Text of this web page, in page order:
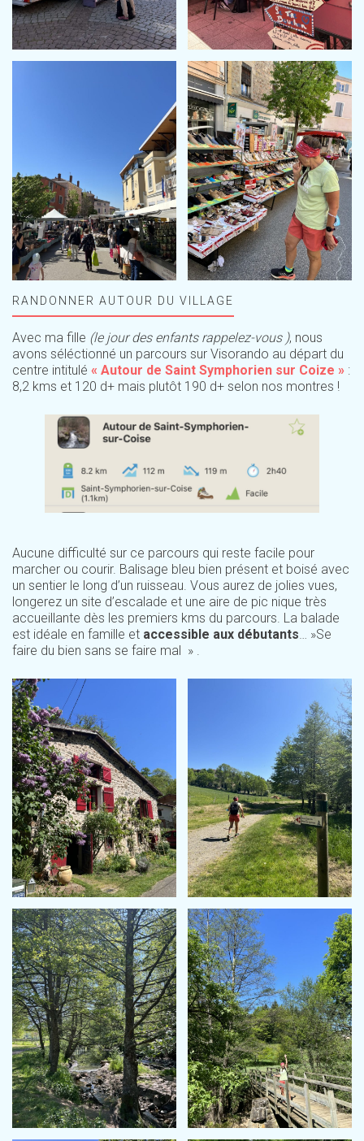
RANDONNER AUTOUR DU VILLAGE
Avec ma fille (le jour des enfants rappelez-vous ), nous
avons séléctionné un parcours sur Visorando au départ du
centre intitulé « Autour de Saint Symphorien sur Coize » :
8,2 kms et 120 d+ mais plutôt 190 d+ selon nos montres !
Aucune difficulté sur ce parcours qui reste facile pour
marcher ou courir. Balisage bleu bien présent et boisé avec
un sentier le long d’un ruisseau. Vous aurez de jolies vues,
longerez un site d’escalade et une aire de pic nique très
accueillante dès les premiers kms du parcours. La balade
est idéale en famille et accessible aux débutants… »Se
faire du bien sans se faire mal » .